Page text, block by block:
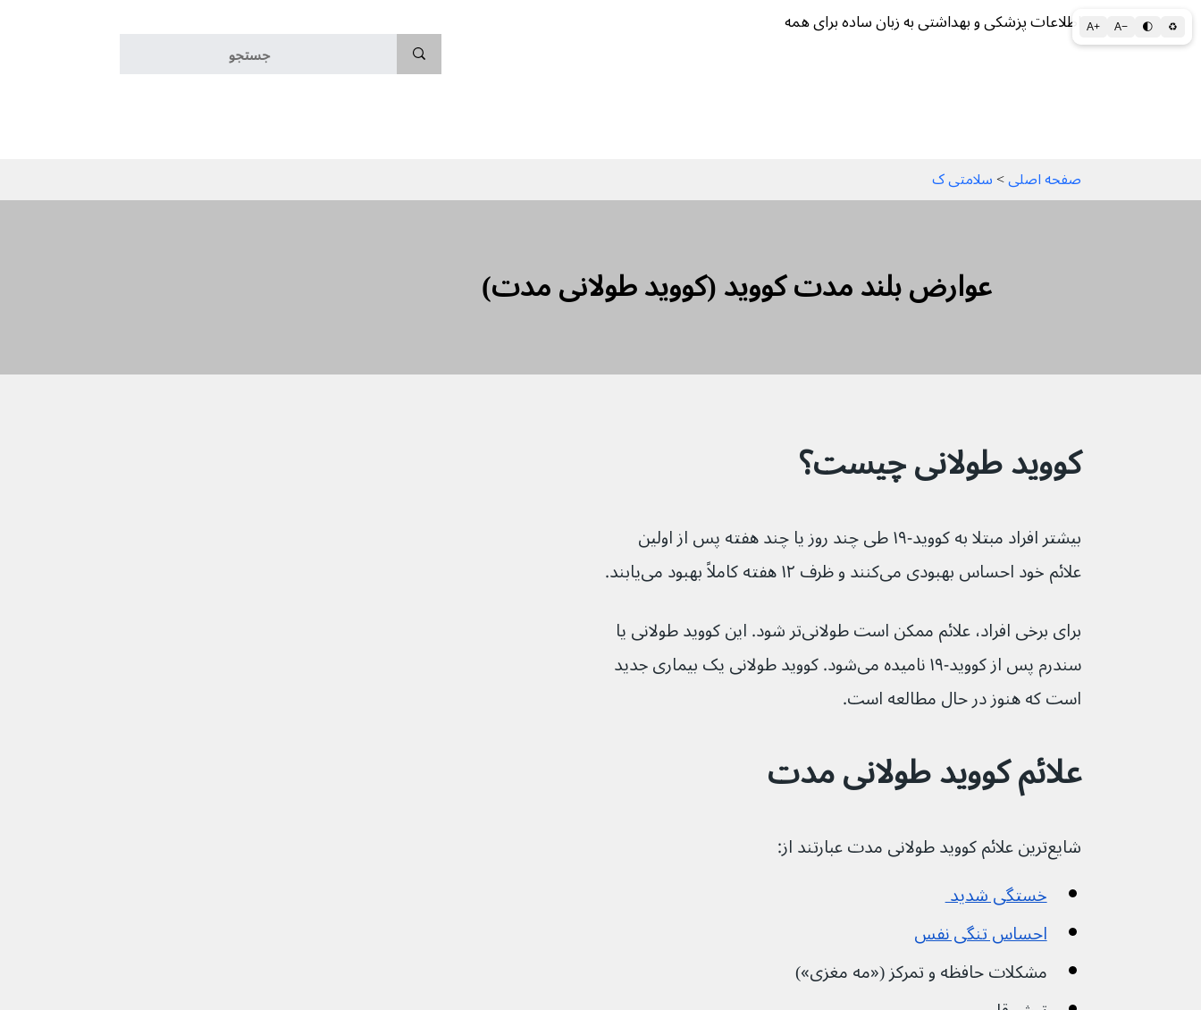
A+ A− 🌓 ♻ اطلاعات پزشکی و بهداشتی به زبان ساده برای همه
صفحه اصلی > سلامتی ک
عوارض بلند مدت کووید (کووید طولانی مدت)
کووید طولانی چیست؟
بیشتر افراد مبتلا به کووید-۱۹ طی چند روز یا چند هفته پس از اولین
علائم خود احساس بهبودی می‌کنند و ظرف ۱۲ هفته کاملاً بهبود می‌یابند.
برای برخی افراد، علائم ممکن است طولانی‌تر شود. این کووید طولانی یا
سندرم پس از کووید-۱۹ نامیده می‌شود. کووید طولانی یک بیماری جدید
است که هنوز در حال مطالعه است.
علائم کووید طولانی مدت
شایع‌ترین علائم کووید طولانی مدت عبارتند از:
خستگی شدید
احساس تنگی نفس
مشکلات حافظه و تمرکز («مه مغزی»)